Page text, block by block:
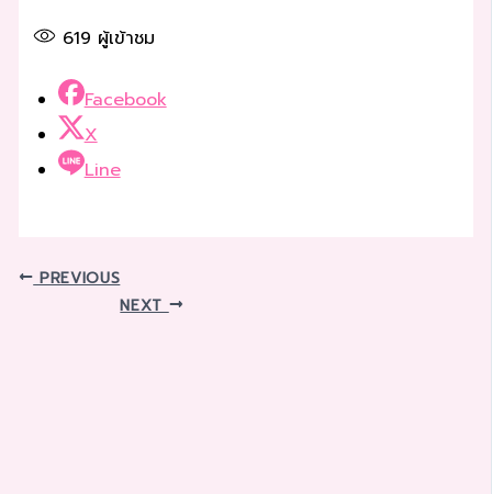
619 ผู้เข้าชม
Facebook
X
Line
PREVIOUS
NEXT